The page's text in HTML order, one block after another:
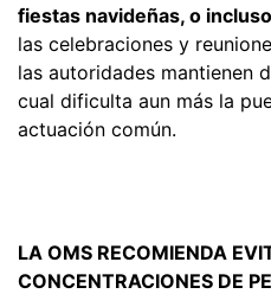
fiestas navideñas, o
las celebraciones y
las autoridades mantienen
cual dificulta aun más la
actuación común.
LA OMS RECOMIENDA
CONCENTRACIONES DE